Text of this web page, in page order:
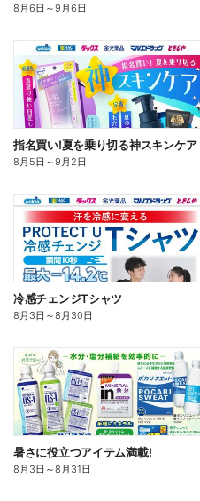
8月6日 ～9月6日
指名買い!夏を乗り切る神スキンケア
8月5日 ～9月2日
冷感チェンジTシャツ
8月3日 ～8月30日
暑さに役立つアイテム満載!
8月3日 ～8月31日